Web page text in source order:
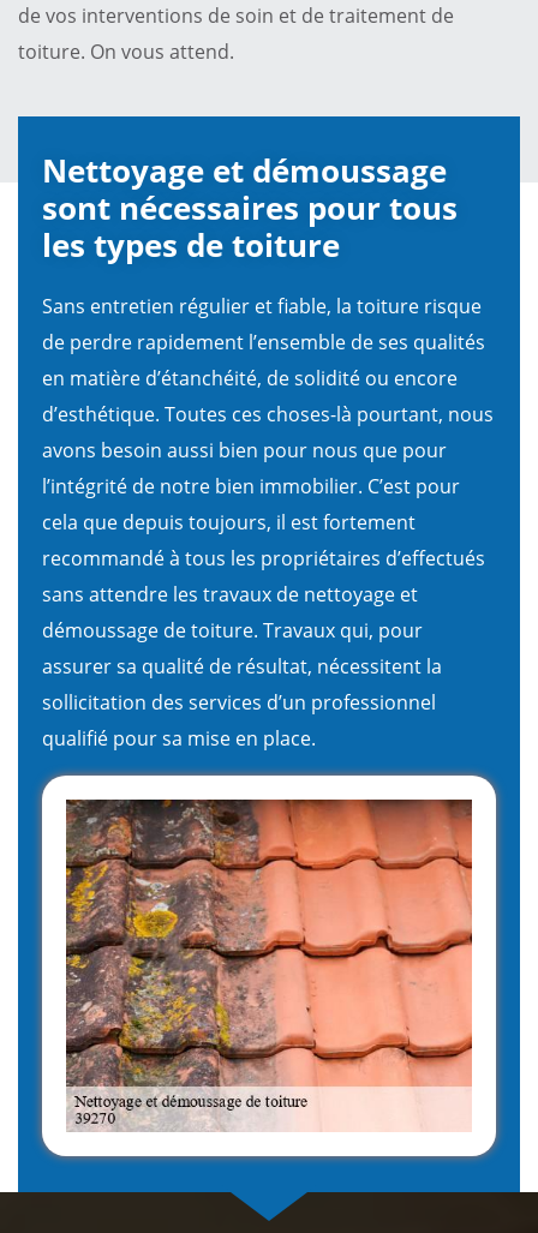
de vos interventions de soin et de traitement de
toiture. On vous attend.
Nettoyage et démoussage
sont nécessaires pour tous
les types de toiture
Sans entretien régulier et fiable, la toiture risque
de perdre rapidement l’ensemble de ses qualités
en matière d’étanchéité, de solidité ou encore
d’esthétique. Toutes ces choses-là pourtant, nous
avons besoin aussi bien pour nous que pour
l’intégrité de notre bien immobilier. C’est pour
cela que depuis toujours, il est fortement
recommandé à tous les propriétaires d’effectués
sans attendre les travaux de nettoyage et
démoussage de toiture. Travaux qui, pour
assurer sa qualité de résultat, nécessitent la
sollicitation des services d’un professionnel
qualifié pour sa mise en place.